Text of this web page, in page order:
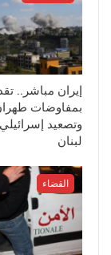
إيران مباشر..
بمفاوضات
وتصعيد
لبنان
القضاء